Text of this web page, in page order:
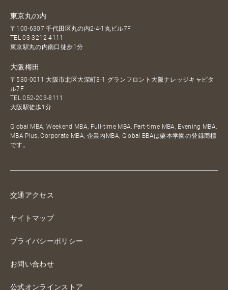
東京丸の内
〒100-6307 千代田区丸の内2-4-1丸ビル7F
TEL03-3212-4111
東京駅丸の内南口徒歩1分
大阪梅田
〒530-0011 大阪市北区大深町3-1 グランフロント大阪ナレッジキャピタ
ル7F
TEL052-203-8111
大阪駅徒歩1分
Global MBA, Weekend MBA, Full-time MBA, Part-time MBA, Evening MBA,
MBA Plus, Corporate MBA, 企業内MBA, Global BBAは栗本学園の登録商標
です。
交通アクセス
サイトマップ
プライバシーポリシー
お問い合わせ
公式オンラインストア